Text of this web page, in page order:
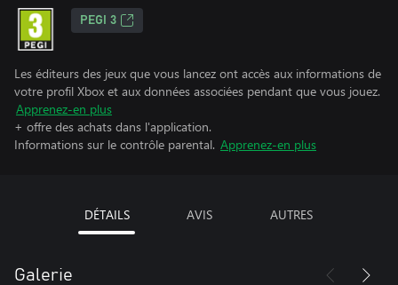
PEGI 3
Les éditeurs des jeux que vous lancez ont accès aux informations de
votre profil Xbox et aux données associées pendant que vous jouez.
Apprenez-en plus
+ offre des achats dans l'application.
Informations sur le contrôle parental. Apprenez-en plus
DÉTAILS AVIS AUTRES
Galerie